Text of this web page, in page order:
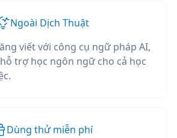
Ngoài Dịch Thuật
viết với công cụ ngữ pháp AI,
trợ học ngôn ngữ cho cả học
Dùng thử miễn phí